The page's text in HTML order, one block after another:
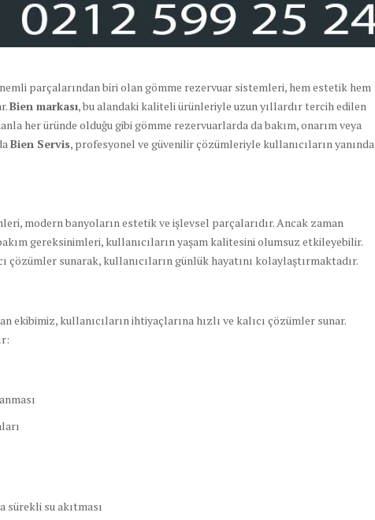
parçalarından biri olan gömme rezervuar sistemleri, hem estetik hem
Bien markası, bu alandaki kaliteli ürünleriyle uzun yıllardır tercih edilen
her üründe olduğu gibi gömme rezervuarlarda da bakım, onarım veya
Bien Servis, profesyonel ve güvenilir çözümleriyle kullanıcıların yanında
modern banyoların estetik ve işlevsel parçalarıdır. Ancak zaman
gereksinimleri, kullanıcıların yaşam kalitesini olumsuz etkileyebilir.
çözümler sunarak, kullanıcıların günlük hayatını kolaylaştırmaktadır.
ekibimiz, kullanıcıların ihtiyaçlarına hızlı ve kalıcı çözümler sunar.
sürekli su akıtması